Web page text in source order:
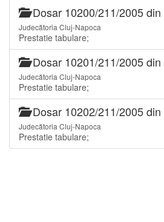
Dosar 10200/211/2005
Judecătoria Cluj-Napoca
Prestatie tabulare;
Dosar 10201/211/2005
Judecătoria Cluj-Napoca
Prestatie tabulare;
Dosar 10202/211/2005
Judecătoria Cluj-Napoca
Prestatie tabulare;